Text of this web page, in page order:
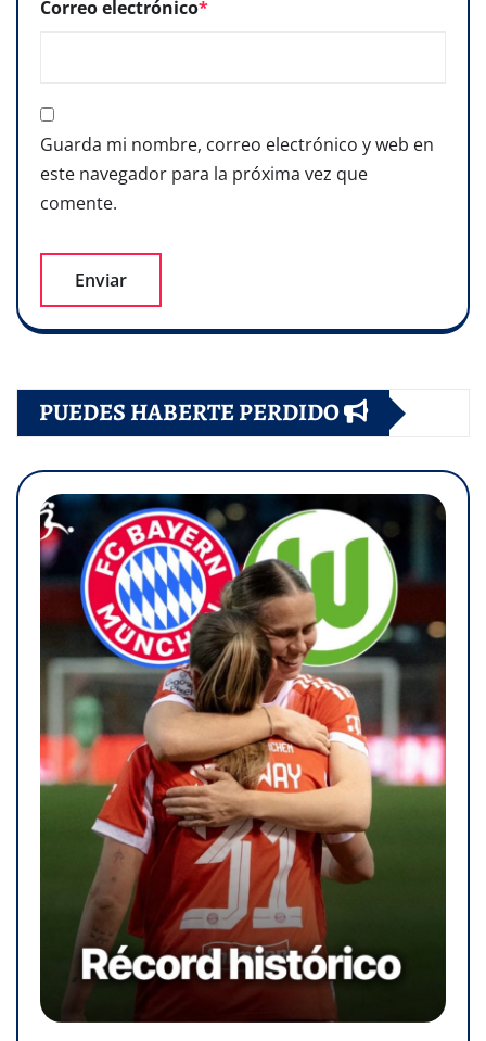
Correo electrónico*
Guarda mi nombre, correo electrónico y web en
este navegador para la próxima vez que
comente.
PUEDES HABERTE PERDIDO